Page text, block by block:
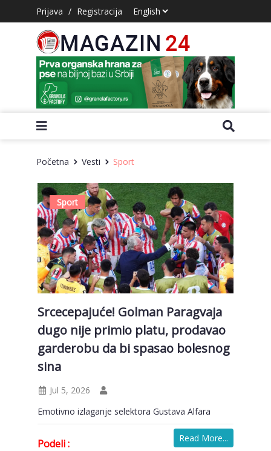
Prijava / Registracija
Početna Vesti Sport
Sport
Srcecepajuće! Golman Paragvaja
dugo nije primio platu, prodavao
garderobu da bi spasao bolesnog
sina
Jul 5, 2026
Emotivno izlaganje selektora Gustava Alfara
Read More...
Podeli :